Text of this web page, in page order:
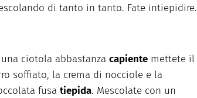
di tanto in tanto. Fate intiepidire.
ciotola abbastanza capiente mettete il
soffiato, la crema di nocciole e la
fusa tiepida. Mescolate con un